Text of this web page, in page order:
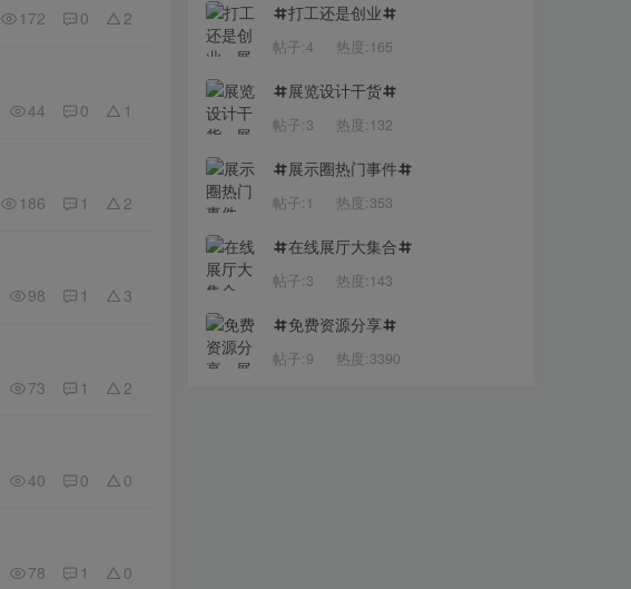
172 0 2
44 0 1
186 1 2
98 1 3
73 1 2
40 0 0
78 1 0
打工还是创业
帖子:4 热度:165
展览设计干货
帖子:3 热度:132
展示圈热门事件
帖子:1 热度:353
在线展厅大集合
帖子:3 热度:143
免费资源分享
帖子:9 热度:3390